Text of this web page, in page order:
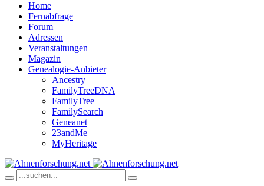
Home
Fernabfrage
Forum
Adressen
Veranstaltungen
Magazin
Genealogie-Anbieter
Ancestry
FamilyTreeDNA
FamilyTree
FamilySearch
Geneanet
23andMe
MyHeritage